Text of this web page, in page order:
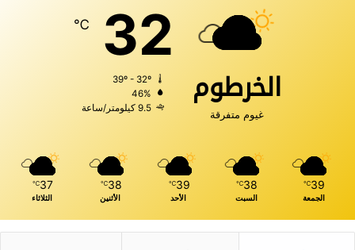
الخرطوم
غيوم متفرقة
32
℃
46%
9.5 كيلومتر/ساعة
39
℃
الجمعة
38
℃
السبت
39
℃
الأحد
38
℃
الأثنين
37
℃
الثلاثاء